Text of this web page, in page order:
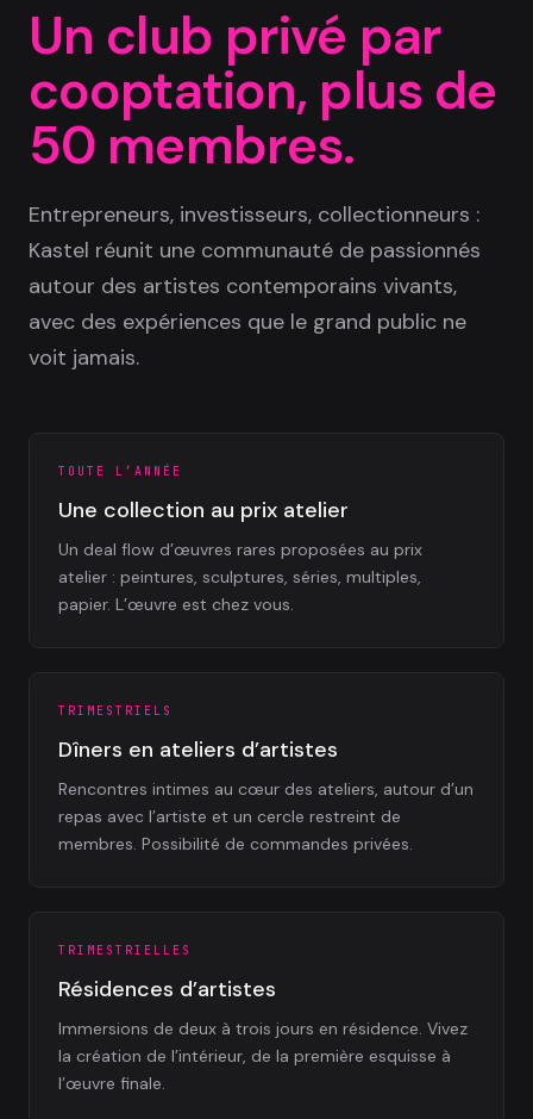
Un club privé par
cooptation, plus de
50 membres.
Entrepreneurs, investisseurs, collectionneurs :
Kastel réunit une communauté de passionnés
autour des artistes contemporains vivants,
avec des expériences que le grand public ne
voit jamais.
TOUTE L’ANNÉE
Une collection au prix atelier
Un deal flow d’œuvres rares proposées au prix
atelier : peintures, sculptures, séries, multiples,
papier. L’œuvre est chez vous.
TRIMESTRIELS
Dîners en ateliers d’artistes
Rencontres intimes au cœur des ateliers, autour d’un
repas avec l’artiste et un cercle restreint de
membres. Possibilité de commandes privées.
TRIMESTRIELLES
Résidences d’artistes
Immersions de deux à trois jours en résidence. Vivez
la création de l’intérieur, de la première esquisse à
l’œuvre finale.